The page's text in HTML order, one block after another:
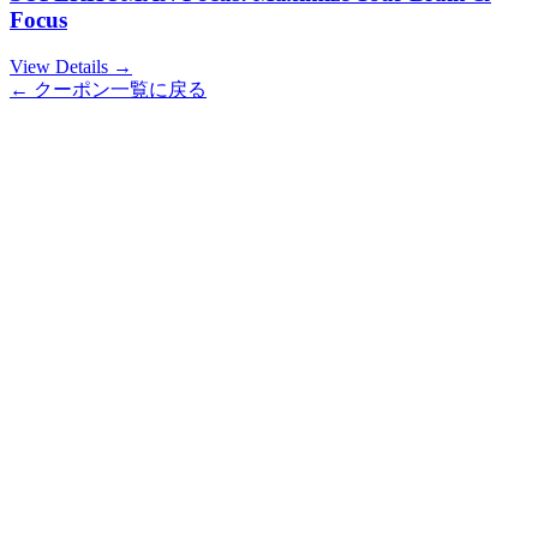
Focus
View Details →
← クーポン一覧に戻る